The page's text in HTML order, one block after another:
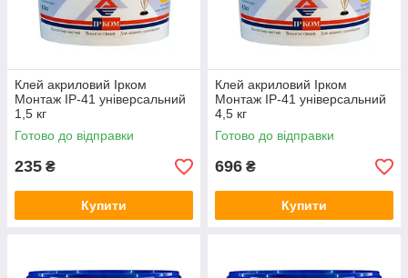
Клей акриловий Ірком
Монтаж IP-41 універсальний
1,5 кг
Готово до відправки
235 ₴
Купити
Клей акриловий Ірком
Монтаж IP-41 універсальний
4,5 кг
Готово до відправки
696 ₴
Купити